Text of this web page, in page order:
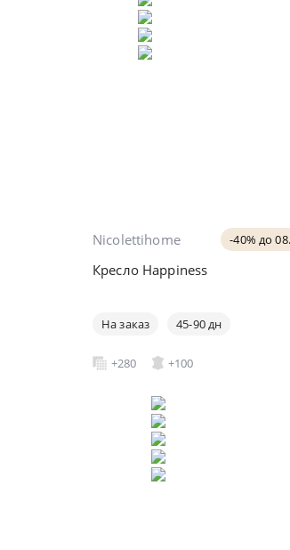
-40% до
Nicolettihome
Кресло Happiness
На заказ 45-90 дн
+280 +100